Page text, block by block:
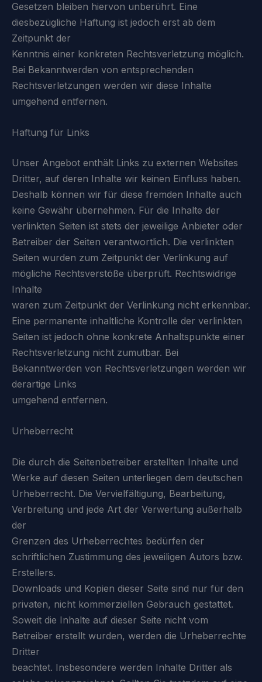
Gesetzen bleiben hiervon unberührt. Eine
diesbezügliche Haftung ist jedoch erst ab dem
Zeitpunkt der
Kenntnis einer konkreten Rechtsverletzung möglich.
Bei Bekanntwerden von entsprechenden
Rechtsverletzungen werden wir diese Inhalte
umgehend entfernen.
Haftung für Links
Unser Angebot enthält Links zu externen Websites
Dritter, auf deren Inhalte wir keinen Einfluss haben.
Deshalb können wir für diese fremden Inhalte auch
keine Gewähr übernehmen. Für die Inhalte der
verlinkten Seiten ist stets der jeweilige Anbieter oder
Betreiber der Seiten verantwortlich. Die verlinkten
Seiten wurden zum Zeitpunkt der Verlinkung auf
mögliche Rechtsverstöße überprüft. Rechtswidrige
Inhalte
waren zum Zeitpunkt der Verlinkung nicht erkennbar.
Eine permanente inhaltliche Kontrolle der verlinkten
Seiten ist jedoch ohne konkrete Anhaltspunkte einer
Rechtsverletzung nicht zumutbar. Bei
Bekanntwerden von Rechtsverletzungen werden wir
derartige Links
umgehend entfernen.
Urheberrecht
Die durch die Seitenbetreiber erstellten Inhalte und
Werke auf diesen Seiten unterliegen dem deutschen
Urheberrecht. Die Vervielfältigung, Bearbeitung,
Verbreitung und jede Art der Verwertung außerhalb
der
Grenzen des Urheberrechtes bedürfen der
schriftlichen Zustimmung des jeweiligen Autors bzw.
Erstellers.
Downloads und Kopien dieser Seite sind nur für den
privaten, nicht kommerziellen Gebrauch gestattet.
Soweit die Inhalte auf dieser Seite nicht vom
Betreiber erstellt wurden, werden die Urheberrechte
Dritter
beachtet. Insbesondere werden Inhalte Dritter als